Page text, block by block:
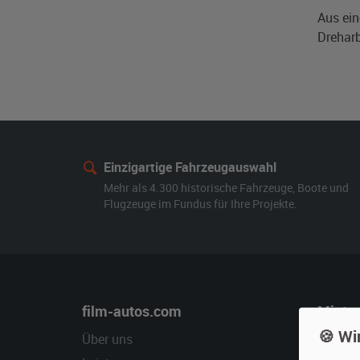
Aus
Einzigartige Fahrzeugauswahl
Mehr als 4.300 historische Fahrzeuge, Boote und
Flugzeuge im Fundus für Ihre Projekte.
film-autos.com
Über uns
🍪